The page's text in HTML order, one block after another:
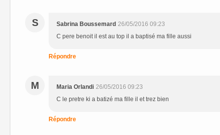
S Sabrina Boussemard 26/05/2016 09:23
C pere benoit il est au top il a baptisé ma fille aussi
Répondre
M Maria Orlandi 26/05/2016 09:23
C le pretre ki a batizé ma fille il et trez bien
Répondre